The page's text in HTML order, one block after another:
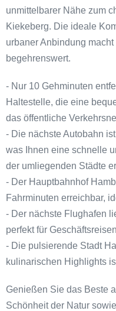
unmittelbarer Nähe zum
Kiekeberg. Die ideale
urbaner Anbindung
begehrenswert.
- Nur 10 Gehminuten
Haltestelle, die eine
das öffentliche
- Die nächste Autobahn
was Ihnen eine schnelle
der umliegenden Städte
- Der Hauptbahnhof
Fahrminuten erreichbar,
- Der nächste Flughafen
perfekt für
- Die pulsierende Stadt
kulinarischen Highlights
Genießen Sie das Beste
Schönheit der Natur